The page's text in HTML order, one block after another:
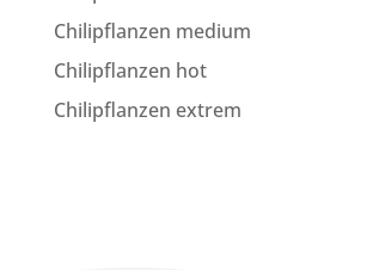
Chilipflanzen medium
Chilipflanzen hot
Chilipflanzen extrem